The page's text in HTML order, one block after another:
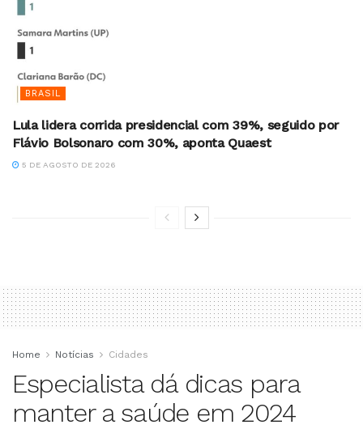
BRASIL
Lula lidera corrida presidencial com 39%, seguido por
Flávio Bolsonaro com 30%, aponta Quaest
5 DE AGOSTO DE 2026
Home Notícias Cidades
Especialista dá dicas para
manter a saúde em 2024